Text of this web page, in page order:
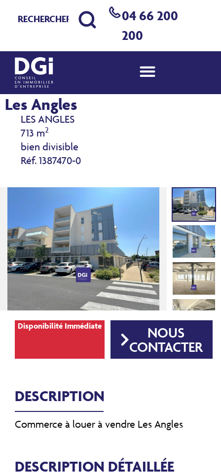
04 66 200
200
Commerce à louer à vendre
Les Angles
LES ANGLES
713 m2
bien divisible
Réf. 1387470-0
Disponibilité Immédiate
NOUS
CONTACTER
DESCRIPTION
Commerce à louer à vendre Les Angles
DESCRIPTION DÉTAILLÉE